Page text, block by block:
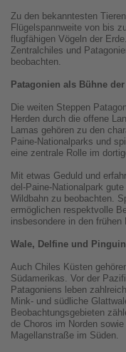
Zu den bekanntesten
Flügelspannweite von bis
flugfähigen Vögeln der
Zentralchiles und
beobachten.
Patagonien als Bühne
Die weiten Steppen
Herden durch die offene
Lamas gehören zu den
Paine-Nationalparks und
eine zentrale Rolle im
Mit etwas Geduld und
del-Paine-Nationalpark
Wildbahn zu beobachten.
ermöglichen respektvolle
insbesondere in den frühen
Wale, Delfine und
Auch Chiles Küsten
Südamerikas. Vor der
Patagoniens leben
Mink- und südliche
Beobachtungsgebieten
de Choros im Norden
Magellanstraße im Süden.